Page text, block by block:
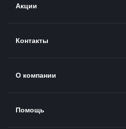
Акции
Контакты
О компании
Помощь